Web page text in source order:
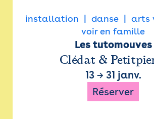
installation danse arts
voir en famille
Les tutomouves
Clédat &
13→ 31 janv.
Réserver